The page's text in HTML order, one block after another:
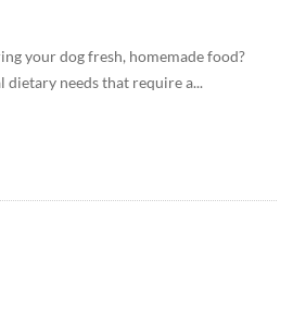
your dog fresh, homemade food?
dietary needs that require a...